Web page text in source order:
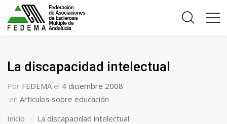
La discapacidad intelectual
Por FEDEMA el 4 diciembre 2008
en Articulos sobre educación
Inicio
La discapacidad intelectual